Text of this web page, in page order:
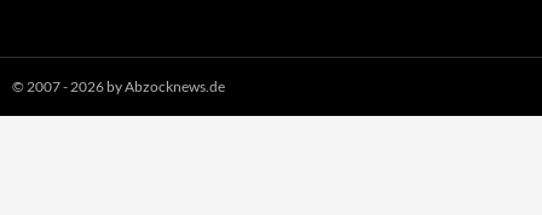
© 2007 - 2026 by Abzocknews.de